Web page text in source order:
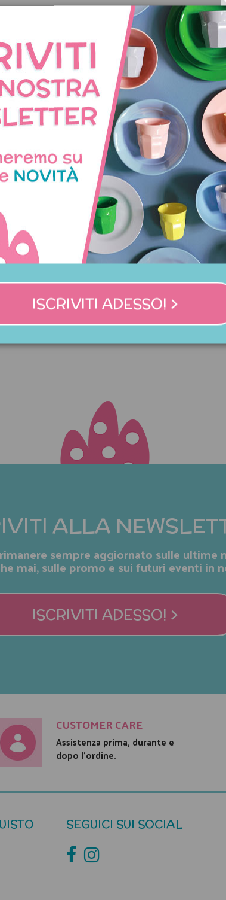
ANCHE:
in biocellulosa
all’anguria
8,95 €
Stick Maschera viso
profumo di Menta
15,95 €
ALLA
sempre aggiornato sulle ultime
mai, sulle promo e sui futuri eventi in
ISCRIVITI ADESSO! >
CUSTOMER CARE
Assistenza prima, durante e
dopo l'ordine.
SEGUICI SUI SOCIAL
ISCRIVITI ADESSO! >